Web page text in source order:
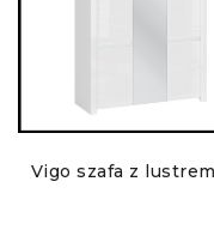
Vigo szafa z